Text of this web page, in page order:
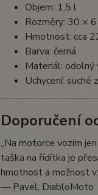
Objem: 1,5 l
Rozměry: 30 ×
Hmotnost: cca
Barva: černá
Materiál:
Uchycení: suché
Doporučení
„Na motorce vozím
taška na řídítka je
hmotnost a možnost
— Pavel, DiabloMoto